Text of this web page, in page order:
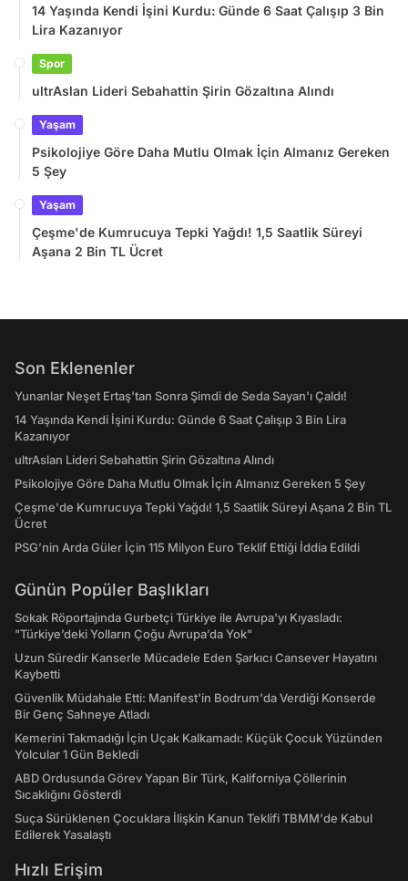
14 Yaşında Kendi İşini Kurdu: Günde 6 Saat Çalışıp 3 Bin
Lira Kazanıyor
Spor
ultrAslan Lideri Sebahattin Şirin Gözaltına Alındı
Yaşam
Psikolojiye Göre Daha Mutlu Olmak İçin Almanız Gereken
5 Şey
Yaşam
Çeşme'de Kumrucuya Tepki Yağdı! 1,5 Saatlik Süreyi
Aşana 2 Bin TL Ücret
Son Eklenenler
Yunanlar Neşet Ertaş'tan Sonra Şimdi de Seda Sayan'ı Çaldı!
14 Yaşında Kendi İşini Kurdu: Günde 6 Saat Çalışıp 3 Bin Lira
Kazanıyor
ultrAslan Lideri Sebahattin Şirin Gözaltına Alındı
Psikolojiye Göre Daha Mutlu Olmak İçin Almanız Gereken 5 Şey
Çeşme'de Kumrucuya Tepki Yağdı! 1,5 Saatlik Süreyi Aşana 2 Bin TL
Ücret
PSG’nin Arda Güler İçin 115 Milyon Euro Teklif Ettiği İddia Edildi
Günün Popüler Başlıkları
Sokak Röportajında Gurbetçi Türkiye ile Avrupa'yı Kıyasladı:
"Türkiye’deki Yolların Çoğu Avrupa’da Yok"
Uzun Süredir Kanserle Mücadele Eden Şarkıcı Cansever Hayatını
Kaybetti
Güvenlik Müdahale Etti: Manifest'in Bodrum'da Verdiği Konserde
Bir Genç Sahneye Atladı
Kemerini Takmadığı İçin Uçak Kalkamadı: Küçük Çocuk Yüzünden
Yolcular 1 Gün Bekledi
ABD Ordusunda Görev Yapan Bir Türk, Kaliforniya Çöllerinin
Sıcaklığını Gösterdi
Suça Sürüklenen Çocuklara İlişkin Kanun Teklifi TBMM'de Kabul
Edilerek Yasalaştı
Hızlı Erişim